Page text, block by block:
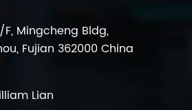
électrique portable, etc.
F, Mingcheng Bldg,
Fujian 362000 China
Lian